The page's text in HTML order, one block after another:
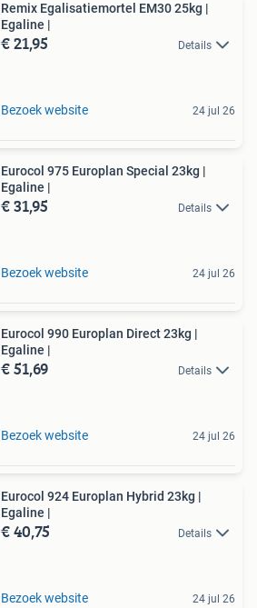
Remix Egalisatiemortel EM30 25kg |
Egaline |
€ 21,95 Details
Bezoek website 24 jul 26
Eurocol 975 Europlan Special 23kg |
Egaline |
€ 31,95 Details
Bezoek website 24 jul 26
Eurocol 990 Europlan Direct 23kg |
Egaline |
€ 51,69 Details
Bezoek website 24 jul 26
Eurocol 924 Europlan Hybrid 23kg |
Egaline |
€ 40,75 Details
Bezoek website 24 jul 26